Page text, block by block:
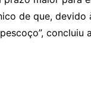
de que, devido
concluiu